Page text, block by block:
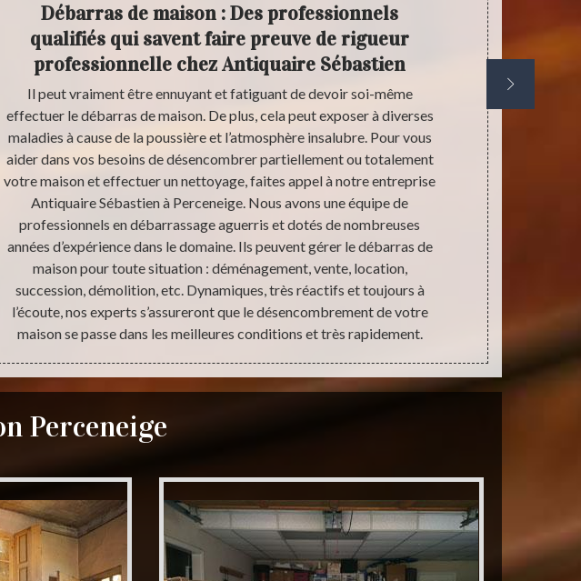
Débarras de maison : Des professionnels
qualifiés qui savent faire preuve de rigueur
professionnelle chez Antiquaire Sébastien
Il peut vraiment être ennuyant et fatiguant de devoir soi-même
effectuer le débarras de maison. De plus, cela peut exposer à diverses
maladies à cause de la poussière et l’atmosphère insalubre. Pour vous
aider dans vos besoins de désencombrer partiellement ou totalement
votre maison et effectuer un nettoyage, faites appel à notre entreprise
Antiquaire Sébastien à Perceneige. Nous avons une équipe de
professionnels en débarrassage aguerris et dotés de nombreuses
années d’expérience dans le domaine. Ils peuvent gérer le débarras de
maison pour toute situation : déménagement, vente, location,
succession, démolition, etc. Dynamiques, très réactifs et toujours à
l’écoute, nos experts s’assureront que le désencombrement de votre
maison se passe dans les meilleures conditions et très rapidement.
Vous êtes à
Perceneige